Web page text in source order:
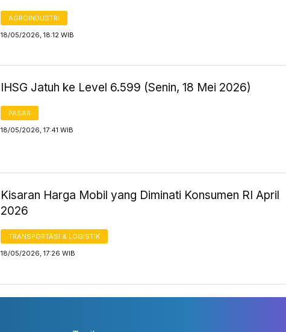
AGROINDUSTRI
18/05/2026, 18:12 WIB
IHSG Jatuh ke Level 6.599 (Senin, 18 Mei 2026)
PASAR
18/05/2026, 17:41 WIB
Kisaran Harga Mobil yang Diminati Konsumen RI April
2026
TRANSPORTASI & LOGISTIK
18/05/2026, 17:26 WIB